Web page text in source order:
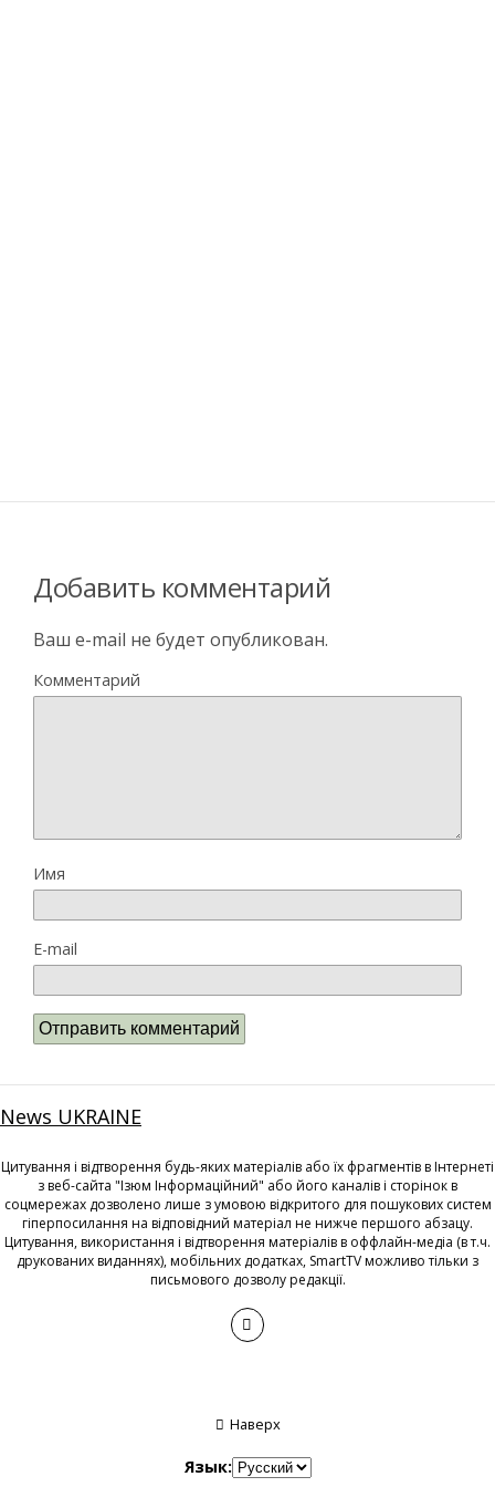
Добавить комментарий
Ваш e-mail не будет опубликован.
Комментарий
Имя
E-mail
News UKRAINE
Цитування і відтворення будь-яких матеріалів або їх фрагментів в Інтернеті
з веб-сайта "Ізюм Інформаційний" або його каналів і сторінок в
соцмережах дозволено лише з умовою відкритого для пошукових систем
гіперпосилання на відповідний матеріал не нижче першого абзацу.
Цитування, використання і відтворення матеріалів в оффлайн-медіа (в т.ч.
друкованих виданнях), мобільних додатках, SmartTV можливо тільки з
письмового дозволу редакції.
Наверх
Язык: